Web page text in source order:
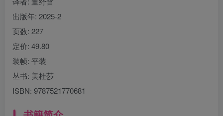
出版年: 2025-2
页数: 227
定价: 49.80
装帧: 平装
丛书: 美杜莎
ISBN: 9787521770681